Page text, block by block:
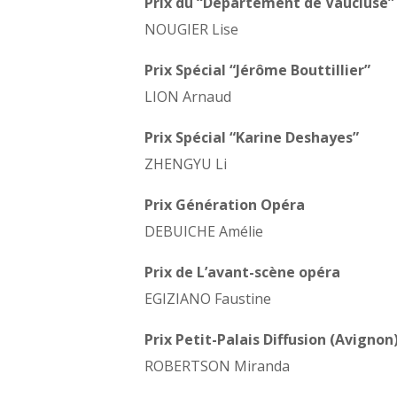
NOUGIER Lise
Prix Spécial “Jérôme Bouttillier”
LION Arnaud
Prix Spécial “Karine Deshayes”
ZHENGYU Li
Prix Génération Opéra
DEBUICHE Amélie
Prix de L’avant-scène opéra
EGIZIANO Faustine
Prix Petit-Palais Diffusion
ROBERTSON Miranda